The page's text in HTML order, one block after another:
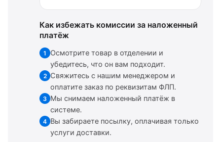
Как избежать комиссии за наложенный
платёж
1
Осмотрите товар в отделении и
убедитесь, что он вам подходит.
2 Свяжитесь с нашим менеджером и
оплатите заказ по реквизитам ФЛП.
3 Мы снимаем наложенный платёж в
системе.
4 Вы забираете посылку, оплачивая только
услуги доставки.